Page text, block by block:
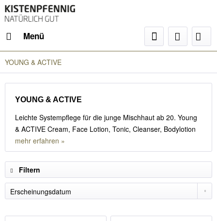
Menü
YOUNG & ACTIVE
YOUNG & ACTIVE
Leichte Systempflege für die junge Mischhaut ab 20. Young
& ACTIVE Cream, Face Lotion, Tonic, Cleanser, Bodylotion
mehr erfahren »
Filtern